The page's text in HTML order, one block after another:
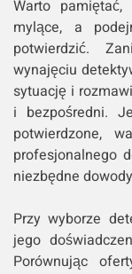
Warto
mylące, a
potwierdzić.
wynajęciu
sytuację i
i bezpośredni.
potwierdzone,
profesjonalnego
niezbędne
Przy wyborze
jego
Porównując